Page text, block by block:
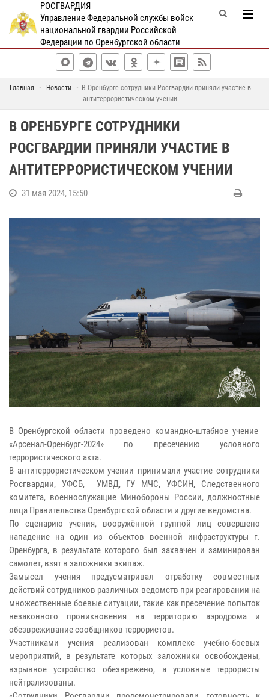
РОСГВАРДИЯ
Управление Федеральной службы войск
национальной гвардии Российской
Федерации по Оренбургской области
Главная Новости
В Оренбурге сотрудники Росгвардии приняли участие в
антитеррористическом учении
В ОРЕНБУРГЕ СОТРУДНИКИ
РОСГВАРДИИ ПРИНЯЛИ УЧАСТИЕ В
АНТИТЕРРОРИСТИЧЕСКОМ УЧЕНИИ
31 мая 2024, 15:50
В Оренбургской области проведено командно-штабное учение
«Арсенал-Оренбург-2024» по пресечению условного
террористического акта.
В антитеррористическом учении принимали участие сотрудники
Росгвардии, УФСБ, УМВД, ГУ МЧС, УФСИН, Следственного
комитета, военнослужащие Минобороны России, должностные
лица Правительства Оренбургской области и другие ведомства.
По сценарию учения, вооружённой группой лиц совершено
нападение на один из объектов военной инфраструктуры г.
Оренбурга, в результате которого был захвачен и заминирован
самолет, взят в заложники экипаж.
Замысел учения предусматривал отработку совместных
действий сотрудников различных ведомств при реагировании на
множественные боевые ситуации, такие как пресечение попыток
незаконного проникновения на территорию аэродрома и
обезвреживание сообщников террористов.
Участниками учения реализован комплекс учебно-боевых
мероприятий, в результате которых заложники освобождены,
взрывное устройство обезврежено, а условные террористы
нейтрализованы.